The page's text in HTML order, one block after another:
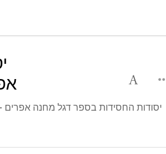
יסודות החסידות בספר דגל מחנה אפרים